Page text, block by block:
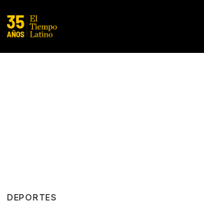
DEPORTES